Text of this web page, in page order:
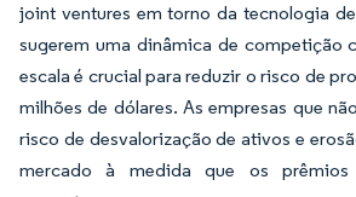
joint ventures em torno da tecnologia
sugerem uma dinâmica de competição
escala é crucial para reduzir o risco de
milhões de dólares. As empresas que
risco de desvalorização de ativos e
mercado à medida que os